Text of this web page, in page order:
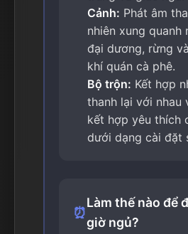
Cảnh: Phát âm
nhiên xung quanh
đại dương, rừng
khí quán cà phê.
Bộ trộn: Kết hợp
thanh lại với nhau
kết hợp yêu thích
dưới dạng cài đặt
⏰
Làm thế nào để
giờ ngủ?